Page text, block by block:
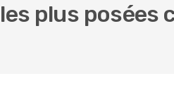
plus posées